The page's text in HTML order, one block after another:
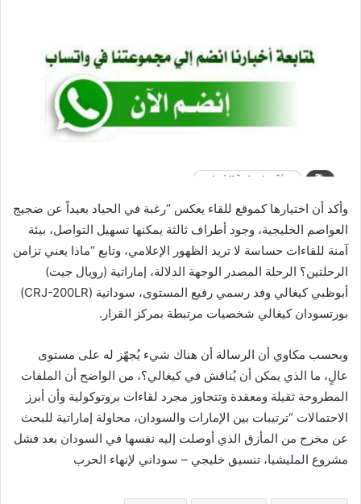
وأكد أن اختيارها كموقع للقاء يعكس “رغبة في الحياد بعيداً عن ضجيج
العواصم الخليجية، وجود أطراف ثالثة يمكنها تسهيل التواصل، بيئة
آمنة للقاءات حساسة لا تريد الظهور الإعلامي، وتابع “ماذا يعني تزامن
الرحلتين؟ الرحلة المصدر الوجهة الدلالة، إماراتية (رويال جيت)
أبوظبي كيغالي وفد رسمي رفيع المستوى، سودانية (CRJ-200LR)
بورتسودان كيغالي شخصيات مرتبطة بمركز القرار.
وبحسب مكاوي أن الرسالة أن هناك شيء يُجهّز له على مستوى
عالٍ، ما الذي يمكن أن يُناقش في كيغالي؟، من الواضح أن الملفات
المطروحة ثقيلة ومعقدة وتتجاوز مجرد لقاءات بروتوكولية وأن أبرز
الاحتمالات “ترتيبات بين الإمارات والسودان، محاولة إماراتية للبحث
عن مخرج من المأزق الذي أوصلت إليه نفسها في السودان بعد فشل
مشروع المليشيا، تنسيق خليجي – سوداني لإنهاء الحرب